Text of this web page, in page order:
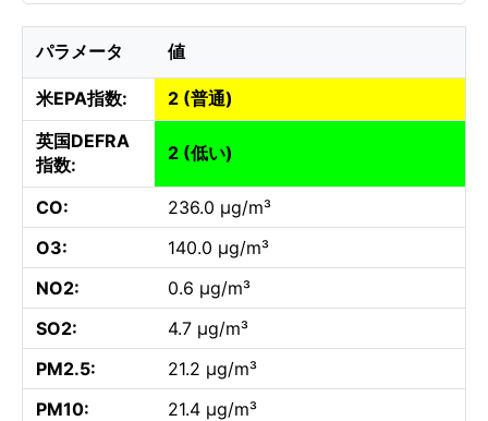
パラメータ 値
米EPA指数:
2 (普通)
英国DEFRA
指数:
2 (低い)
CO:
236.0 µg/m³
O3:
140.0 µg/m³
NO2:
0.6 µg/m³
SO2:
4.7 µg/m³
PM2.5:
21.2 µg/m³
PM10:
21.4 µg/m³